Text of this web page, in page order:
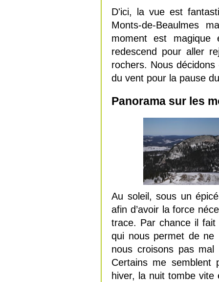
D'ici, la vue est
Monts-de-Beaulmes
moment est magique
redescend pour aller
rochers. Nous
du vent pour la pause
Panorama sur les
Au soleil, sous un
afin d’avoir la force
trace. Par chance il
qui nous permet de ne
nous croisons pas
Certains me semblent
hiver, la nuit tombe